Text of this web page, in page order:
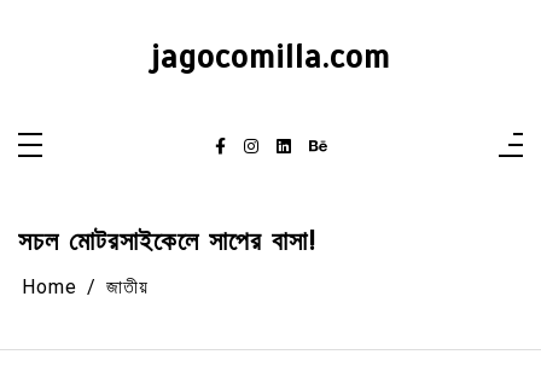
jagocomilla.com
সচল মোটরসাইকেলে সাপের বাসা!
Home জাতীয়